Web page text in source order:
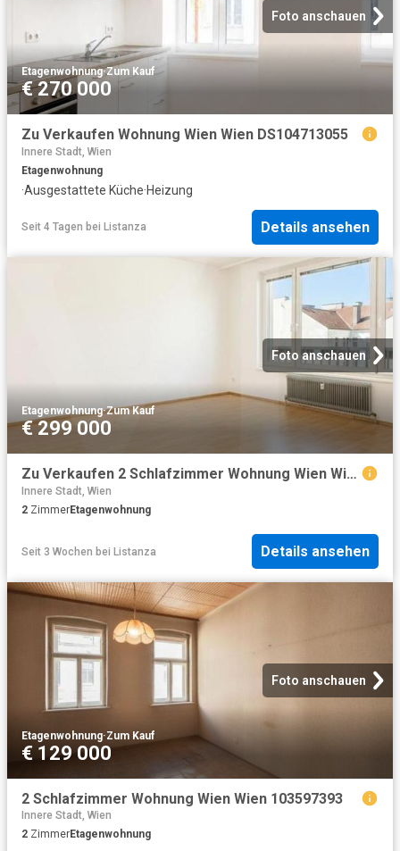
Foto anschauen
Etagenwohnung·Zum Kauf
€ 270 000
Zu Verkaufen Wohnung Wien Wien DS104713055
Innere Stadt, Wien
Etagenwohnung
·Ausgestattete Küche·Heizung
Seit 4 Tagen bei Listanza Details ansehen
Foto anschauen
Etagenwohnung·Zum Kauf
€ 299 000
Zu Verkaufen 2 Schlafzimmer Wohnung Wien Wien DS103925146
Innere Stadt, Wien
2 ZimmerEtagenwohnung
Seit 3 Wochen bei Listanza Details ansehen
Foto anschauen
Etagenwohnung·Zum Kauf
€ 129 000
2 Schlafzimmer Wohnung Wien Wien 103597393
Innere Stadt, Wien
2 ZimmerEtagenwohnung